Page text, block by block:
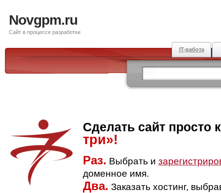
Novgpm.ru
Сайт в процессе разработки
IT-работа
Сделать сайт просто
три»!
Раз. Выбрать и
доменное имя.
Два. Заказать хостинг,